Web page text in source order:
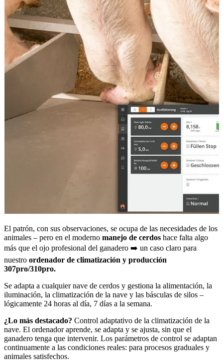
El patrón, con sus observaciones, se ocupa de las necesidades de los
animales – pero en el moderno manejo de cerdos hace falta algo
más que el ojo profesional del ganadero ➡️ un caso claro para
nuestro ordenador de climatización y producción
307pro/310pro.
Se adapta a cualquier nave de cerdos y gestiona la alimentación, la
iluminación, la climatización de la nave y las básculas de silos –
lógicamente 24 horas al día, 7 días a la semana.
¿Lo más destacado? Control adaptativo de la climatización de la
nave. El ordenador aprende, se adapta y se ajusta, sin que el
ganadero tenga que intervenir. Los parámetros de control se adaptan
continuamente a las condiciones reales: para procesos graduales y
animales satisfechos.